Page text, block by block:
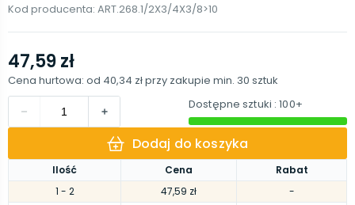
Kod producenta: ART.268.1/2X3/4X3/8>10
Ilość Cena
Rabat
1 - 2 47,59 zł
-
47,59 zł
Cena hurtowa: od 40,34 złprzy zakupie min. 30 sztuk
Dostępne sztuki : 100+
Dodaj do koszyka